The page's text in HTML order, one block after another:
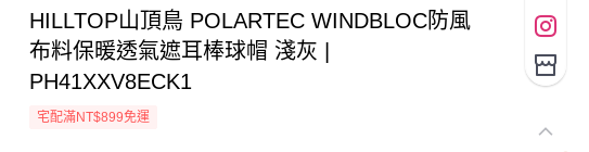
HILLTOP山頂鳥 POLARTEC WINDBLOC防風
布料保暖透氣遮耳棒球帽 淺灰 |
PH41XXV8ECK1
宅配滿NT$899免運